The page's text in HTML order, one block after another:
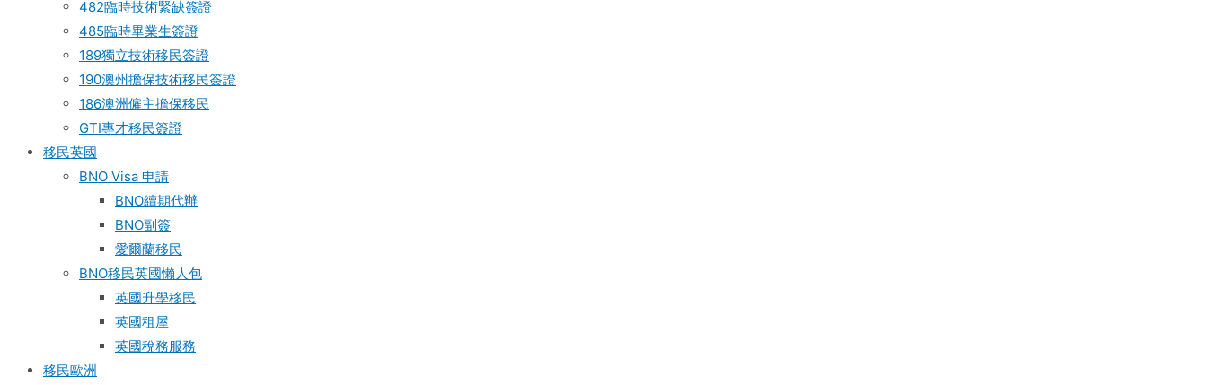
482臨時技術緊缺簽證
485臨時畢業生簽證
189獨立技術移民簽證
190澳州擔保技術移民簽證
186澳洲僱主擔保移民
GTI專才移民簽證
移民英國
BNO Visa 申請
BNO續期代辦
BNO副簽
愛爾蘭移民
BNO移民英國懶人包
英國升學移民
英國租屋
英國稅務服務​
移民歐洲